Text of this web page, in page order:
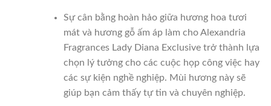
Sự cân bằng hoàn hảo giữa hương hoa tươi
mát và hương gỗ ấm áp làm cho Alexandria
Fragrances Lady Diana Exclusive trở thành lựa
chọn lý tưởng cho các cuộc họp công việc hay
các sự kiện nghề nghiệp. Mùi hương này sẽ
giúp bạn cảm thấy tự tin và chuyên nghiệp.